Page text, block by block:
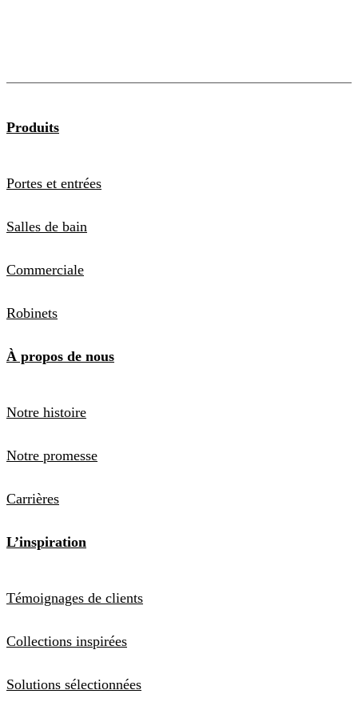
Produits
Portes et entrées
Salles de bain
Commerciale
Robinets
À propos de nous
Notre histoire
Notre promesse
Carrières
L’inspiration
Témoignages de clients
Collections inspirées
Solutions sélectionnées